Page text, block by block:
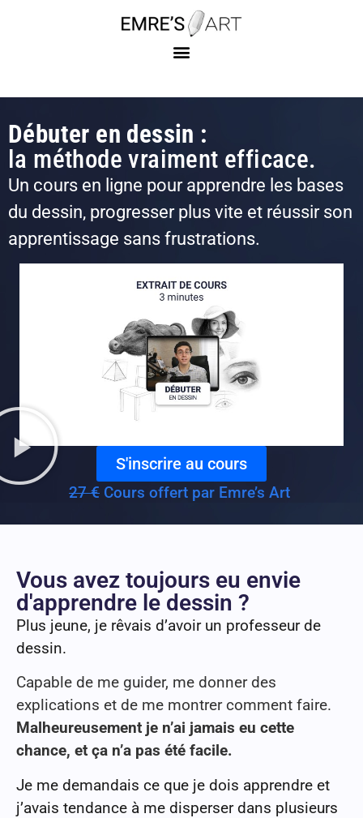
Débuter en dessin :
la méthode vraiment efficace.
Un cours en ligne pour apprendre les bases
du dessin, progresser plus vite et réussir son
apprentissage sans frustrations.
S'inscrire au cours
27 € Cours offert par Emre’s Art
Vous avez toujours eu envie
d'apprendre le dessin ?
Plus jeune, je rêvais d’avoir un professeur de
dessin.
Capable de me guider, me donner des
explications et de me montrer comment faire.
Malheureusement je n’ai jamais eu cette
chance, et ça n’a pas été facile.
Je me demandais ce que je dois apprendre et
j’avais tendance à me disperser dans plusieurs